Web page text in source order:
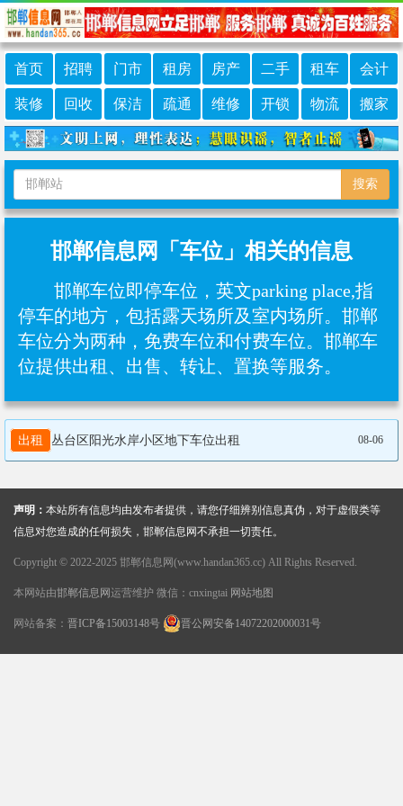
首页 招聘 门市 租房 房产 二手 租车 会计
装修 回收 保洁 疏通 维修 开锁 物流 搬家
搜索
邯郸信息网「车位」相关的信息
邯郸车位即停车位，英文parking place,指
停车的地方，包括露天场所及室内场所。邯郸
车位分为两种，免费车位和付费车位。邯郸车
位提供出租、出售、转让、置换等服务。
出租 丛台区阳光水岸小区地下车位出租 08-06
声明： 本站所有信息均由发布者提供，请您仔细辨别信息真伪，对于虚假类等
信息对您造成的任何损失，邯郸信息网不承担一切责任。
Copyright © 2022-2025 邯郸信息网(www.handan365.cc) All Rights Reserved.
本网站由邯郸信息网运营维护 微信：cnxingtai 网站地图
网站备案： 晋ICP备15003148号 晋公网安备14072202000031号